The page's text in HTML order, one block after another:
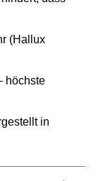
(Hallux
höchste
in